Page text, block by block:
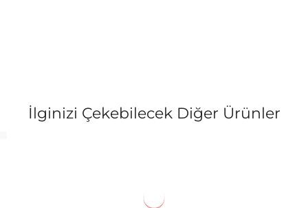
İlginizi Çekebilecek Diğer Ürünler